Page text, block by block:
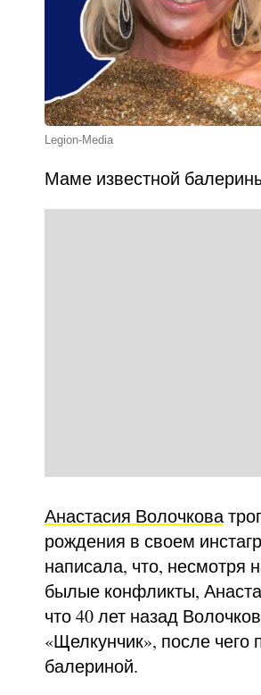
Legion-Media
Маме известной
Анастасия Волочкова
рождения в своем
написала, что, несмотря
былые конфликты,
что 40 лет назад
«Щелкунчик», после чего
балериной.